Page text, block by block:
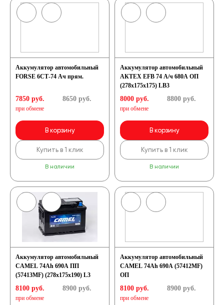
Аккумулятор автомобильный
FORSE 6СТ-74 Ач прям.
7850 руб.
при обмене
8650руб.
В корзину
Купить в 1 клик
В наличии
Аккумулятор автомобильный
АКТЕХ EFB 74 А/ч 680А ОП
(278x175x175) LB3
8000 руб.
при обмене
8800руб.
В корзину
Купить в 1 клик
В наличии
Аккумулятор автомобильный
CAMEL 74Ah 690A ПП
(57413MF) (278x175x190) L3
8100 руб.
при обмене
8900руб.
Аккумулятор автомобильный
CAMEL 74Ah 690A (57412MF)
ОП
8100 руб.
при обмене
8900руб.